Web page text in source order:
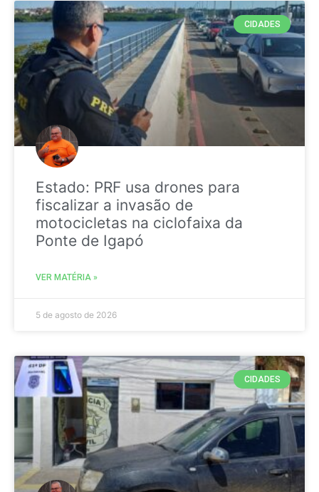
CIDADES
Estado: PRF usa drones para
fiscalizar a invasão de
motocicletas na ciclofaixa da
Ponte de Igapó
VER MATÉRIA »
5 de agosto de 2026
CIDADES